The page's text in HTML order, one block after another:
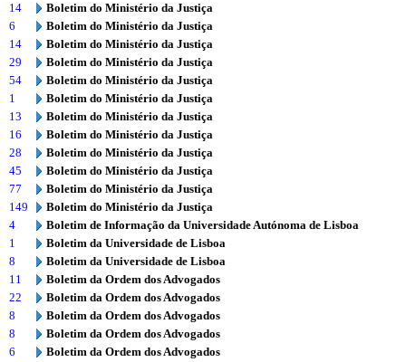
14
Boletim do Ministério da Justiça
6
Boletim do Ministério da Justiça
14
Boletim do Ministério da Justiça
29
Boletim do Ministério da Justiça
54
Boletim do Ministério da Justiça
1
Boletim do Ministério da Justiça
13
Boletim do Ministério da Justiça
16
Boletim do Ministério da Justiça
28
Boletim do Ministério da Justiça
45
Boletim do Ministério da Justiça
77
Boletim do Ministério da Justiça
149
Boletim do Ministério da Justiça
4
Boletim de Informação da Universidade Autónoma de Lisboa
1
Boletim da Universidade de Lisboa
8
Boletim da Universidade de Lisboa
11
Boletim da Ordem dos Advogados
22
Boletim da Ordem dos Advogados
8
Boletim da Ordem dos Advogados
8
Boletim da Ordem dos Advogados
6
Boletim da Ordem dos Advogados